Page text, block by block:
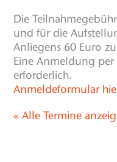
Die
und für die
Anliegens 60 Euro
Eine Anmeldung
erforderlich.
Anmeldeformular
« Alle Termine